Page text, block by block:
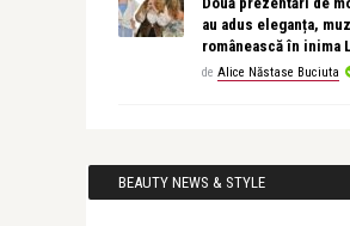
au adus eleganța,
românească în inima
de Alice Năstase Buciuta
BEAUTY NEWS & STYLE